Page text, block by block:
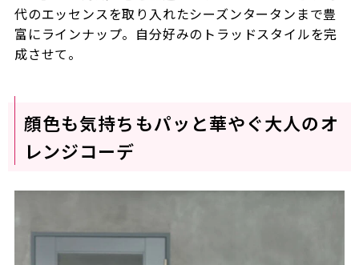
代のエッセンスを取り入れたシーズンタータンまで豊
富にラインナップ。自分好みのトラッドスタイルを完
成させて。
顔色も気持ちもパッと華やぐ大人のオ
レンジコーデ